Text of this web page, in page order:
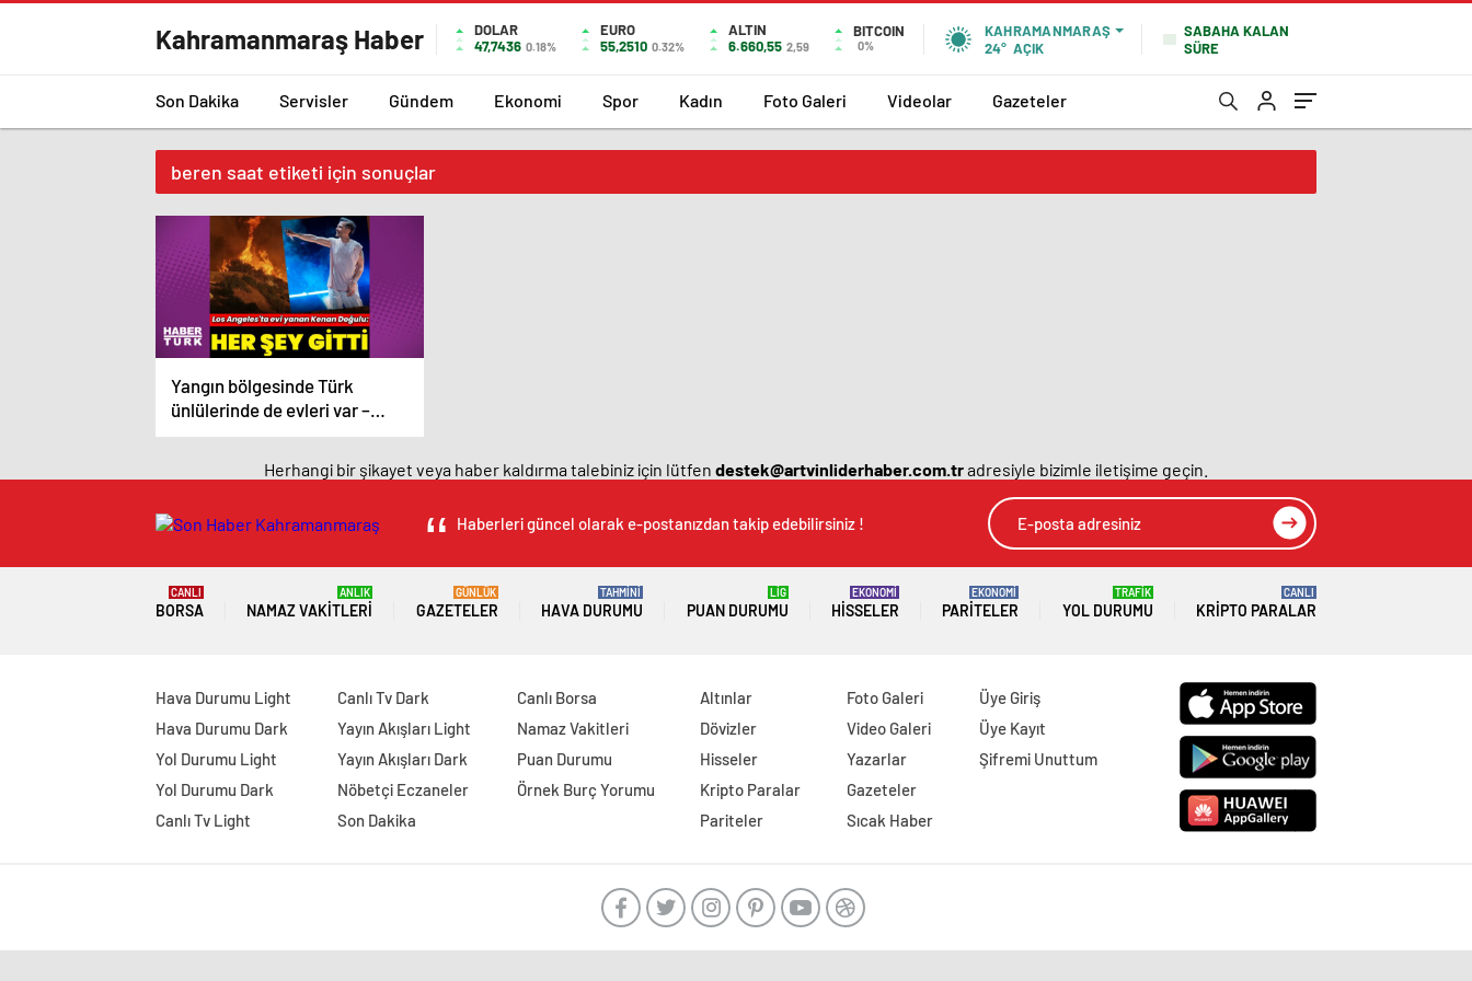
Kahramanmaraş Haber
DOLAR
47,7436 0.18%
EURO
55,2510 0.32%
ALTIN
6.660,55 2,59
BITCOIN
0%
KAHRAMANMARAŞ
24° AÇIK
SABAHA KALAN
SÜRE
Son Dakika Servisler Gündem Ekonomi Spor Kadın Foto Galeri Videolar Gazeteler
beren saat etiketi için sonuçlar
Yangın bölgesinde Türk
ünlülerinde de evleri var –
Magazin haberleri
Herhangi bir şikayet veya haber kaldırma talebiniz için lütfen destek@artvinliderhaber.com.tradresiyle bizimle iletişime geçin.
Haberleri güncel olarak e-postanızdan takip edebilirsiniz !
BORSA
CANLI
NAMAZ VAKITLERI
ANLIK
GAZETELER
GÜNLÜK
HAVA DURUMU
TAHMİNİ
PUAN DURUMU
LİG
HISSELER
EKONOMİ
PARITELER
EKONOMİ
YOL DURUMU
TRAFİK
KRIPTO PARALAR
CANLI
Hava Durumu Light
Hava Durumu Dark
Yol Durumu Light
Yol Durumu Dark
Canlı Tv Light
Canlı Tv Dark
Yayın Akışları Light
Yayın Akışları Dark
Nöbetçi Eczaneler
Son Dakika
Canlı Borsa
Namaz Vakitleri
Puan Durumu
Örnek Burç Yorumu
Altınlar
Dövizler
Hisseler
Kripto Paralar
Pariteler
Foto Galeri
Video Galeri
Yazarlar
Gazeteler
Sıcak Haber
Üye Giriş
Üye Kayıt
Şifremi Unuttum